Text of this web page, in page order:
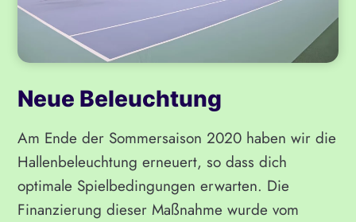
Neue Beleuchtung
Am Ende der Sommersaison 2020 haben wir die
Hallenbeleuchtung erneuert, so dass dich
optimale Spielbedingungen erwarten. Die
Finanzierung dieser Maßnahme wurde vom